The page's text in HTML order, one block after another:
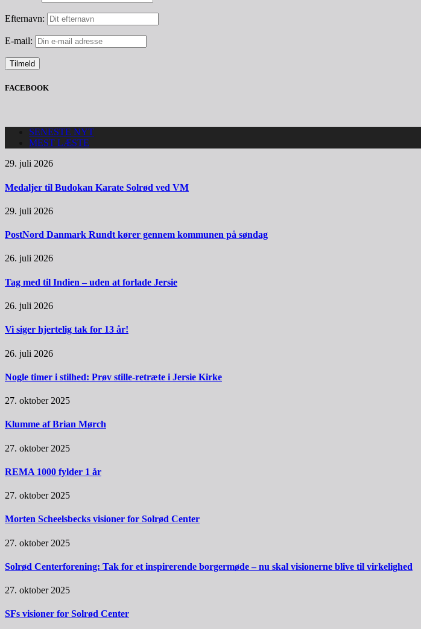
Efternavn:
E-mail:
FACEBOOK
SENESTE NYT
MEST LÆSTE
29. juli 2026
Medaljer til Budokan Karate Solrød ved VM
29. juli 2026
PostNord Danmark Rundt kører gennem kommunen på søndag
26. juli 2026
Tag med til Indien – uden at forlade Jersie
26. juli 2026
Vi siger hjertelig tak for 13 år!
26. juli 2026
Nogle timer i stilhed: Prøv stille-retræte i Jersie Kirke
27. oktober 2025
Klumme af Brian Mørch
27. oktober 2025
REMA 1000 fylder 1 år
27. oktober 2025
Morten Scheelsbecks visioner for Solrød Center
27. oktober 2025
Solrød Centerforening: Tak for et inspirerende borgermøde – nu skal visionerne blive til virkelighed
27. oktober 2025
SFs visioner for Solrød Center